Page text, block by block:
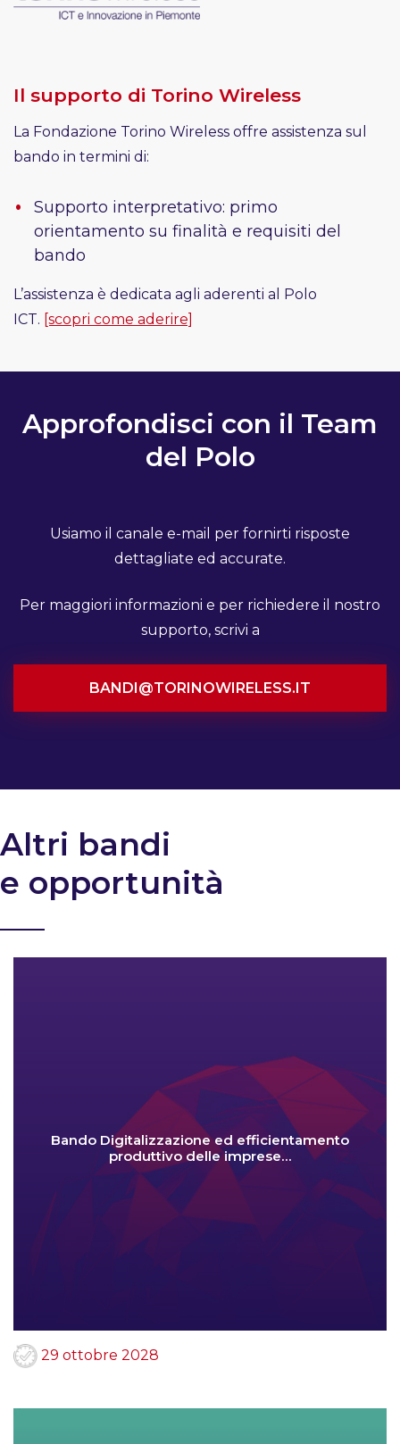
Il supporto di Torino Wireless
La Fondazione Torino Wireless offre assistenza sul
bando in termini di:
Supporto interpretativo: primo
orientamento su finalità e requisiti del
bando
L’assistenza è dedicata agli aderenti al Polo
ICT. [scopri come aderire]
Approfondisci con il Team
del Polo
Usiamo il canale e-mail per fornirti risposte
dettagliate ed accurate.
Per maggiori informazioni e per richiedere il nostro
supporto, scrivi a
BANDI@TORINOWIRELESS.IT
Altri bandi
e opportunità
Bando Digitalizzazione ed efficientamento
produttivo delle imprese…
29 ottobre 2028